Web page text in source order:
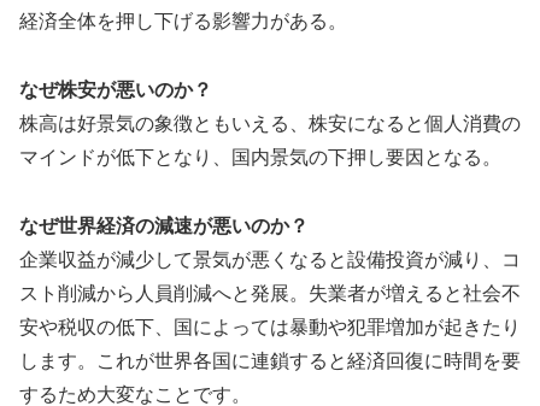
経済全体を押し下げる影響力がある。
なぜ株安が悪いのか？
株高は好景気の象徴ともいえる、株安になると個人消費の
マインドが低下となり、国内景気の下押し要因となる。
なぜ世界経済の減速が悪いのか？
企業収益が減少して景気が悪くなると設備投資が減り、コ
スト削減から人員削減へと発展。失業者が増えると社会不
安や税収の低下、国によっては暴動や犯罪増加が起きたり
します。これが世界各国に連鎖すると経済回復に時間を要
するため大変なことです。